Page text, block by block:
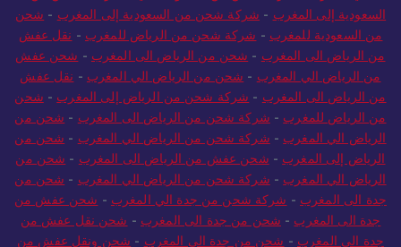
الي المغرب-شركة شحن من السعودية الي المغرب-شحن من
السعودية إلى المغرب - شركة شحن من السعودية إلى المغرب -شحن
من السعودية للمغرب - شركة شحن من الرياض للمغرب-نقل عفش
من الرياض الى المغرب -شحن من الرياض الى المغرب - شحن عفش
من الرياض الي المغرب-شحن من الرياض الي المغرب- نقل عفش
من الرياض الى المغرب-شركة شحن من الرياض إلى المغرب-شحن
من الرياض للمغرب - شركة شحن من الرياض الى المغرب - شحن من
الرياض الي المغرب- شركة شحن من الرياض الي المغرب - شحن من
الرياض إلى المغرب -شحن عفش من الرياض الى المغرب - شحن من
الرياض الي المغرب- شركة شحن من الرياض الي المغرب- شحن من
جدة الى المغرب -شركة شحن من جدة الي المغرب- شحن عفش من
جدة الى المغرب -شحن من جدة الى المغرب -شحن نقل عفش من